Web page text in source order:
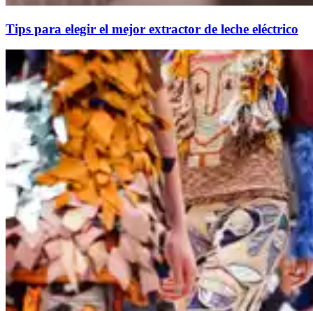
Tips para elegir el mejor extractor de leche eléctrico